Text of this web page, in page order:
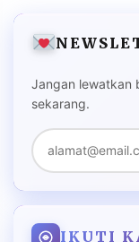
Jangan lewatkan
sekarang.
IKUTI